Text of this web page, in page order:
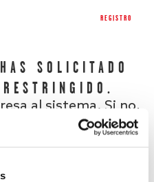
REGISTRO
SOLICITADO
RESTRINGIDO.
al sistema. Si no,